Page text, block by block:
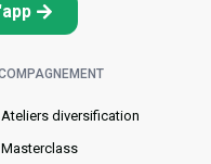
Ateliers diversification